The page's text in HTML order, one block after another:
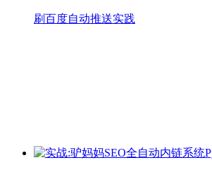
刷百度自动推送实践